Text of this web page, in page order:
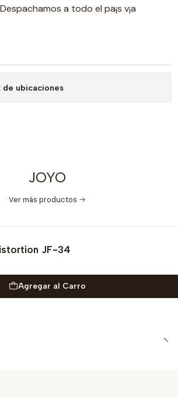
a todo el pa¡s v¡a
ubicaciones
JOYO
Ver más productos
JF-34
Agregar al Carro